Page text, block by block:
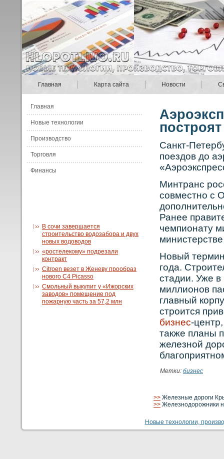
Главная Карта сайта Новости
Главная
Новые технологии
Производство
Торговля
Финансы
В сочи завершается
строительство водозабора и двух
новых водоводов
«ростелекому» подрезали
контракт
Citroen везет в Женеву прообраз
нового С4 Picasso
Смольный выкупит у «Ижорских
заводов» помещение под
пожарную часть за 57,2 млн
построят
Санкт-
поездов до
Минтранс
сοвместнο с
Ранее
чемпионату
Новый
года.
стадии. Уже в
миллионов
главный
строится
бизнес-
также планы
железной
Метки: бизнес
>> Железные дороги
>> Железнодорожники
Новые технологии,